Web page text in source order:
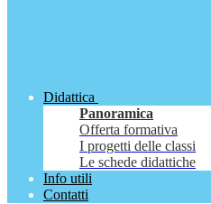
Didattica
Panoramica
Offerta formativa
I progetti delle classi
Le schede didattiche
Info utili
Contatti